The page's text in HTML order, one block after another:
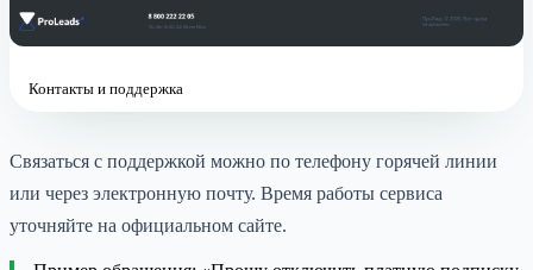
Контакты и поддержка
Связаться с поддержкой можно по телефону горячей линии
или через электронную почту. Время работы сервиса
уточняйте на официальном сайте.